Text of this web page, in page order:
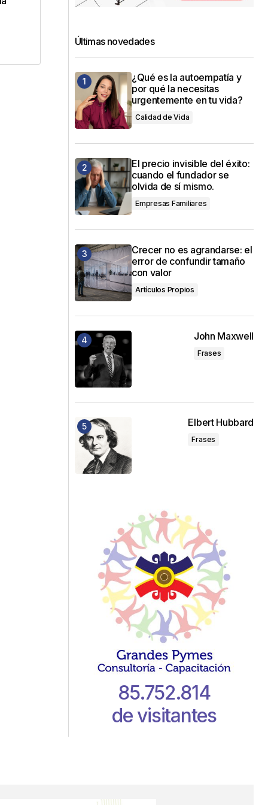
Últimas novedades
¿Qué es la autoempatía y
por qué la necesitas
urgentemente en tu vida?
Calidad de Vida
El precio invisible del éxito:
cuando el fundador se
olvida de sí mismo.
Empresas Familiares
Crecer no es agrandarse: el
error de confundir tamaño
con valor
Artículos Propios
John Maxwell
Frases
Elbert Hubbard
Frases
85.752.814
de visitantes